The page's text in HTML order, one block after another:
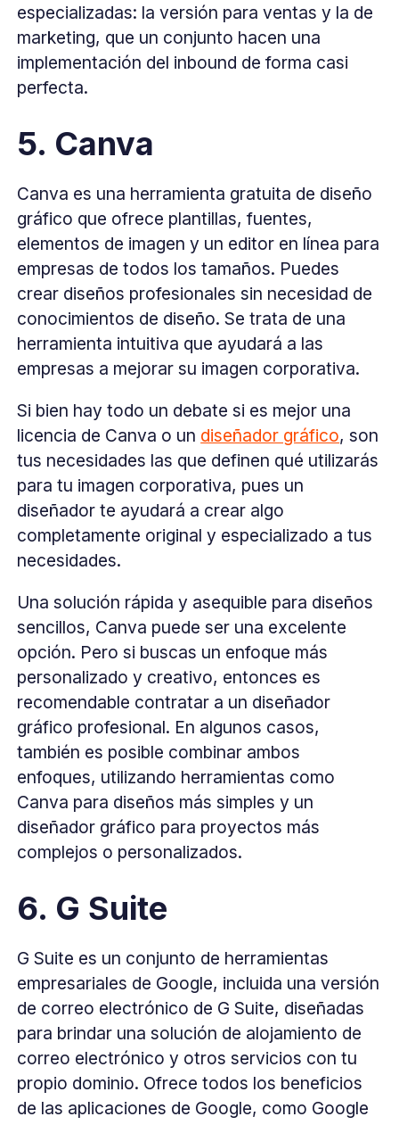
especializadas: la versión para ventas y la de
marketing, que un conjunto hacen una
implementación del inbound de forma casi
perfecta.
5. Canva
Canva es una herramienta gratuita de diseño
gráfico que ofrece plantillas, fuentes,
elementos de imagen y un editor en línea para
empresas de todos los tamaños. Puedes
crear diseños profesionales sin necesidad de
conocimientos de diseño. Se trata de una
herramienta intuitiva que ayudará a las
empresas a mejorar su imagen corporativa.
Si bien hay todo un debate si es mejor una
licencia de Canva o un diseñador gráfico, son
tus necesidades las que definen qué utilizarás
para tu imagen corporativa, pues un
diseñador te ayudará a crear algo
completamente original y especializado a tus
necesidades.
Una solución rápida y asequible para diseños
sencillos, Canva puede ser una excelente
opción. Pero si buscas un enfoque más
personalizado y creativo, entonces es
recomendable contratar a un diseñador
gráfico profesional. En algunos casos,
también es posible combinar ambos
enfoques, utilizando herramientas como
Canva para diseños más simples y un
diseñador gráfico para proyectos más
complejos o personalizados.
6. G Suite
G Suite es un conjunto de herramientas
empresariales de Google, incluida una versión
de correo electrónico de G Suite, diseñadas
para brindar una solución de alojamiento de
correo electrónico y otros servicios con tu
propio dominio. Ofrece todos los beneficios
de las aplicaciones de Google, como Google